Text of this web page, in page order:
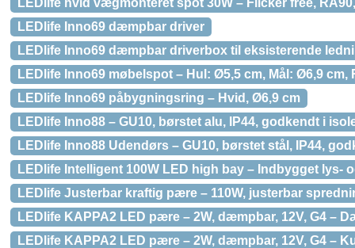
LEDlife hvid vægmonteret spot 30W – Flicker free,
LEDlife Inno69 dæmpbar driver
LEDlife Inno69 dæmpbar driverbox til eksisterende
LEDlife Inno69 møbelspot – Hul: Ø5,5 cm, Mål: Ø6,9 cm,
LEDlife Inno69 påbygningsring – Hvid, Ø6,9 cm
LEDlife Inno88 – GU10, børstet alu, IP44, godkendt i
LEDlife Inno88 Udendørs – GU10, børstet stål, IP44,
LEDlife Intelligent 100W LED high bay – Indbygget lys-
LEDlife Justerbar kraftig pære – 110W, justerbar
LEDlife KAPPA2 LED pære – 2W, dæmpbar, 12V, G4 –
LEDlife KAPPA2 LED pære – 2W, dæmpbar, 12V, G4 –